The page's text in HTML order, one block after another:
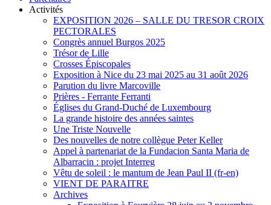
Activités
EXPOSITION 2026 – SALLE DU TRESOR CROIX
PECTORALES
Congrès annuel Burgos 2025
Trésor de Lille
Crosses Épiscopales
Exposition à Nice du 23 mai 2025 au 31 août 2026
Parution du livre Marcoville
Prières - Ferrante Ferranti
Églises du Grand-Duché de Luxembourg
La grande histoire des années saintes
Une Triste Nouvelle
Des nouvelles de notre collègue Peter Keller
Appel à partenariat de la Fundacion Santa Maria de
Albarracin : projet Interreg
Vêtu de soleil : le mantum de Jean Paul II (fr-en)
VIENT DE PARAITRE
Archives